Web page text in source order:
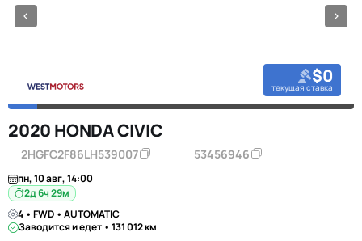
$0
текущая ставка
2020 HONDA CIVIC
2HGFC2F86LH539007 53456946
пн, 10 авг, 14:00
2д 6ч 29м
4 • FWD • AUTOMATIC
Заводится и едет • 131 012 км